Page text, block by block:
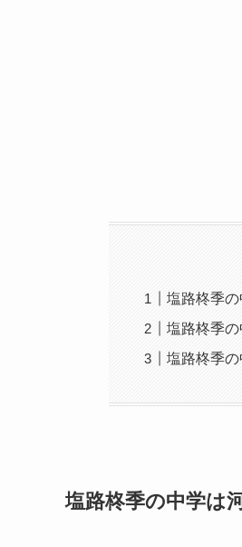
塩路柊季
塩路柊季
塩路柊季
塩路柊季の中学は